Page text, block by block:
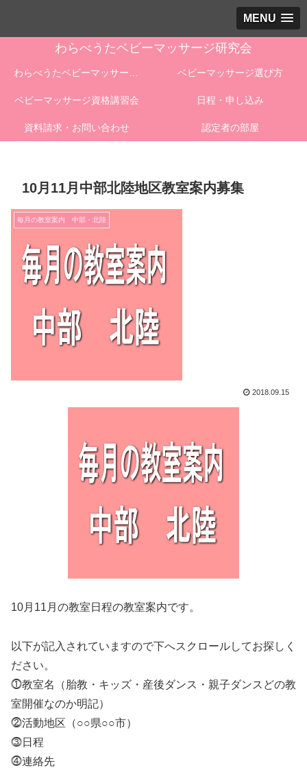
MENU
わらべうたベビーマッサージ研究会
ベビーマッサージ選び方
ベビーマッサージ資格講習会 日程・申し込み
資料請求・お問い合わせ 認定者の部屋
10月11月中部北陸地区教室案内募集
毎月の教室案内 中部・北陸
2018.09.15
10月11月の教室日程の教室案内です。
以下が記入されていますので下へスクロールしてお探しく
ださい。
⓵教室名（胎教・キッズ・産後ダンス・親子ダンスどの教
室開催なのか明記）
⓶活動地区（○○県○○市）
⓷日程
⓸連絡先